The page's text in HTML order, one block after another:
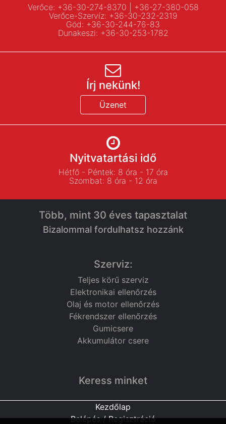
Verőce: +36-30-274-8370
+36-27-380-058
Verőce-Szervíz: +36-30-232-2319
Göd: +36-30-244-76-83
Dunakeszi: +36-30-253-1782
Írj nekünk!
Üzenet
Nyitvatartási idő
Hétfő - Péntek: 8 óra - 17 óra
Szombat: 8 óra - 12 óra
Több, mint 30 éves tapasztalat
Bizalommal fordulhatsz hozzánk
Szerviz:
Teljes körű szerviz
Elektronikai ellenőrzés
Olaj és motor ellenőrzés
Fékrendszer ellenőrzés
Gumicsere
Akkumulátor csere
Keress minket
Kezdőlap
Belépés / Regisztráció